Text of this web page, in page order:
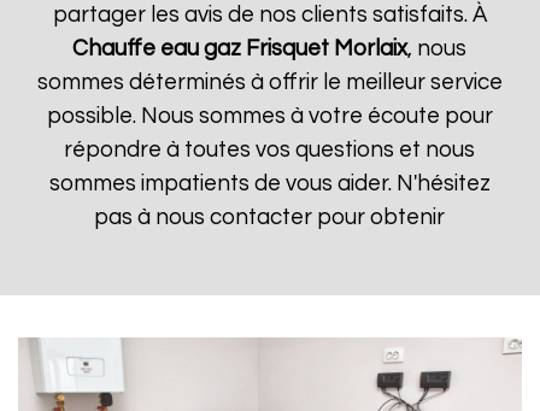
partager les avis de nos clients satisfaits. À
Chauffe eau gaz Frisquet Morlaix, nous
sommes déterminés à offrir le meilleur service
possible. Nous sommes à votre écoute pour
répondre à toutes vos questions et nous
sommes impatients de vous aider. N'hésitez
pas à nous contacter pour obtenir